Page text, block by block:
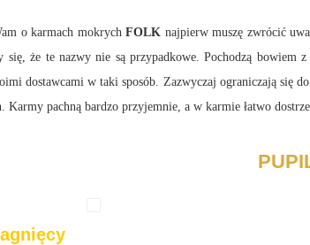
o karmach mokrychFOLK najpierw muszę zwrócić
się, że te nazwy nie są przypadkowe. Pochodzą
dostawcami w taki sposób. Zazwyczaj ograniczają się
Karmy pachną bardzo przyjemnie, a w karmie łatwo